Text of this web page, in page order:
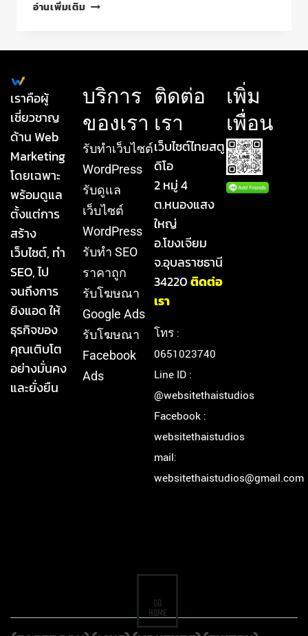
อ่านเพิ่มเติม
เราคือผู้
เชี่ยวชาญ
ด้าน Web
Marketing
โดยเฉพาะ
พร้อมดูแล
ตั้งแต่การ
สร้าง
เว็บไซต์, ทำ
SEO, ไป
จนถึงการ
ยิงแอด ให้
ธุรกิจของ
คุณเติบโต
อย่างมั่นคง
และยั่งยืน
บริการ
ของเรา
รับทําเว็บไซต์
WordPress
รับดูแล
เว็บไซต์
WordPress
รับทำ SEO
ราคาถูก
รับโฆษณา
Google Ads
รับโฆษณา
Facebook
Ads
ติดต่อ
เรา
เว็บไซต์ไทยสตู
ดิโอ
2 หมู่ 4
ต.หนองแสง
ใหญ่
อ.โขงเจียม
จ.อุบลราชธานี
34220ติดต่อ
เรา
โทร :
0651023740
Line ID :
@websitethaistudios
Facebook :
websitethaistudios
mail:
websitethaistudios@gmail.com
เพิ่ม
เพื่อน
GO
HOME